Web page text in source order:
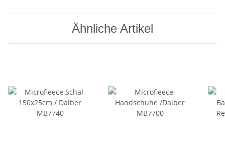
Ähnliche Artikel